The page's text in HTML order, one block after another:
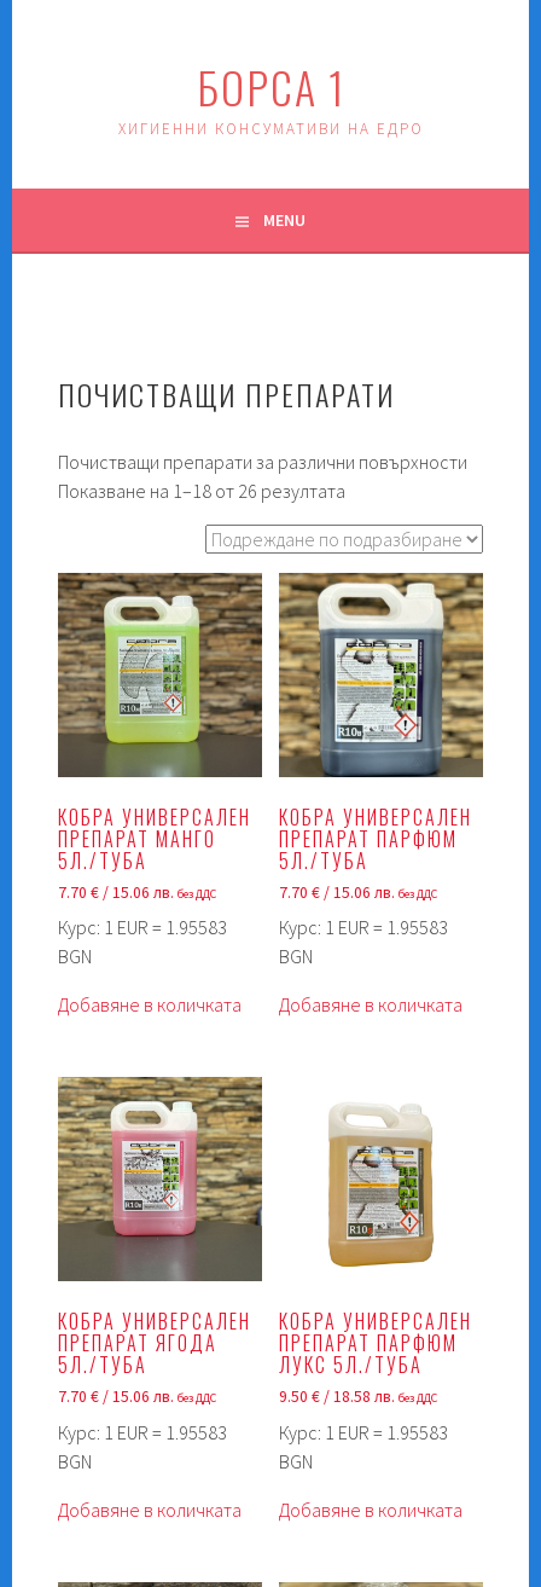
БОРСА 1
ХИГИЕННИ КОНСУМАТИВИ НА ЕДРО
MENU
ПОЧИСТВАЩИ ПРЕПАРАТИ
Почистващи препарати за различни повърхности
Показване на 1–18 от 26 резултата
КОБРА УНИВЕРСАЛЕН
ПРЕПАРАТ МАНГО
5Л./ТУБА
7.70€/ 15.06 лв.без ДДС
Курс: 1 EUR = 1.95583
BGN
Добавяне в количката
КОБРА УНИВЕРСАЛЕН
ПРЕПАРАТ ПАРФЮМ
5Л./ТУБА
7.70€/ 15.06 лв.без ДДС
Курс: 1 EUR = 1.95583
BGN
Добавяне в количката
КОБРА УНИВЕРСАЛЕН
ПРЕПАРАТ ЯГОДА
5Л./ТУБА
7.70€/ 15.06 лв.без ДДС
Курс: 1 EUR = 1.95583
BGN
Добавяне в количката
КОБРА УНИВЕРСАЛЕН
ПРЕПАРАТ ПАРФЮМ
ЛУКС 5Л./ТУБА
9.50€/ 18.58 лв.без ДДС
Курс: 1 EUR = 1.95583
BGN
Добавяне в количката